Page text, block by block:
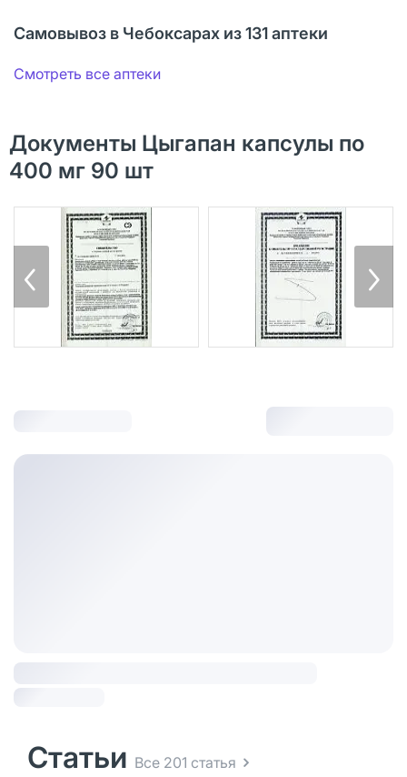
Самовывоз в Чебоксарах из 131 аптеки
Смотреть все аптеки
Документы Цыгапан капсулы по
400 мг 90 шт
Статьи Все 201 статья